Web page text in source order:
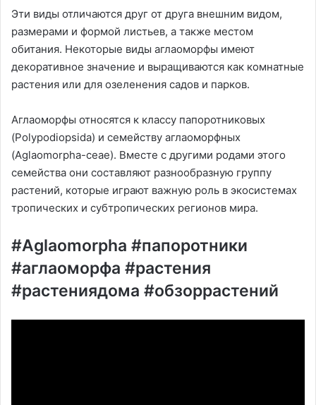
Эти виды отличаются друг от друга внешним видом,
размерами и формой листьев, а также местом
обитания. Некоторые виды аглаоморфы имеют
декоративное значение и выращиваются как комнатные
растения или для озеленения садов и парков.
Аглаоморфы относятся к классу папоротниковых
(Polypodiopsida) и семейству аглаоморфных
(Aglaomorpha-ceae). Вместе с другими родами этого
семейства они составляют разнообразную группу
растений, которые играют важную роль в экосистемах
тропических и субтропических регионов мира.
#Aglaomorpha #папоротники
#аглаоморфа #растения
#растениядома #обзоррастений